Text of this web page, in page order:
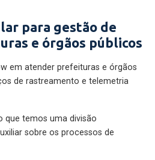
para gestão de
e órgãos públicos
em atender prefeituras e órgãos
de rastreamento e telemetria
que temos uma divisão
sobre os processos de